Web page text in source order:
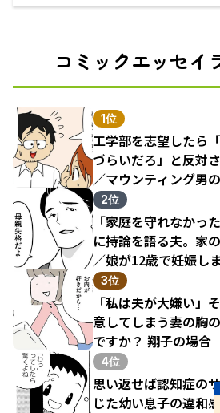
えるECサイト
コミックエッセイ
1位
工学部を志望したら
づらいだろ」と反対
／マウンティング男
結果（1）
2位
「家庭を守れなかっ
に持論を語る夫。家
／娘が12歳で妊娠し
3位
「私は夫が大嫌い」
意してしまう妻の胸
ですか？ 翔子の場合
4位
思い返せば認知症の
じた幼い息子の違和感